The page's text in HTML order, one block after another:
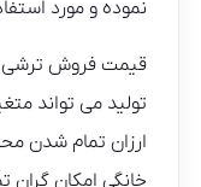
نموده و مورد
قیمت فروش ترشی
تولید می تواند
ارزان تمام شدن
خانگی امکان